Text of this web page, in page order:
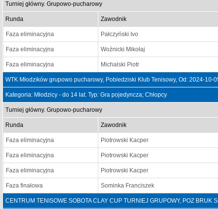
Turniej główny. Grupowo-pucharowy
Runda Zawodnik
Faza eliminacyjna Pałczyński Ivo
Faza eliminacyjna Woźnicki Mikołaj
Faza eliminacyjna Michalski Piotr
WTK Młodzików grupowo pucharowy, Pobiedziski Klub Tenisowy, Od: 2024-10-
Kategoria: Młodzicy - do 14 lat. Typ: Gra pojedyncza; Chłopcy
Turniej główny. Grupowo-pucharowy
Runda Zawodnik
Faza eliminacyjna Piotrowski Kacper
Faza eliminacyjna Piotrowski Kacper
Faza eliminacyjna Piotrowski Kacper
Faza finałowa Sominka Franciszek
CENTRUM TENISOWE SOBOTA CLAY CUP TURNIEJ GRUPOWY, POZ